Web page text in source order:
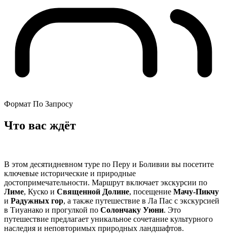
Формат По Запросу
Что вас ждёт
В этом десятидневном туре по Перу и Боливии вы посетите
ключевые исторические и природные
достопримечательности. Маршрут включает экскурсии по
Лиме, Куско и Священной Долине, посещение Мачу-Пикчу
и Радужных гор, а также путешествие в Ла Пас с экскурсией
в Тиуанако и прогулкой по Солончаку Уюни. Это
путешествие предлагает уникальное сочетание культурного
наследия и неповторимых природных ландшафтов.